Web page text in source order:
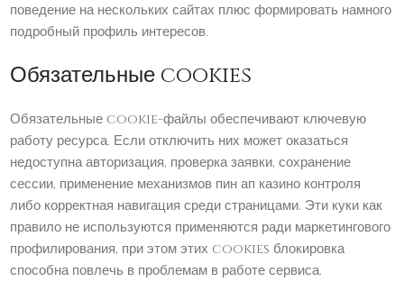
поведение на нескольких сайтах плюс формировать намного
подробный профиль интересов.
Обязательные cookies
Обязательные cookie-файлы обеспечивают ключевую
работу ресурса. Если отключить них может оказаться
недоступна авторизация, проверка заявки, сохранение
сессии, применение механизмов пин ап казино контроля
либо корректная навигация среди страницами. Эти куки как
правило не используются применяются ради маркетингового
профилирования, при этом этих cookies блокировка
способна повлечь в проблемам в работе сервиса.